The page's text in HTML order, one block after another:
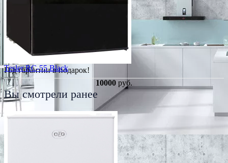
Год гарантии в подарок!
Tesler RC-55 Black
10000 руб.
Вы смотрели ранее